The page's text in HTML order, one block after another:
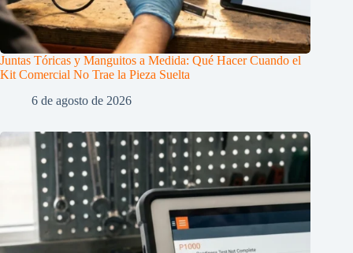
Juntas Tóricas y Manguitos a Medida: Qué Hacer Cuando el
Kit Comercial No Trae la Pieza Suelta
6 de agosto de 2026